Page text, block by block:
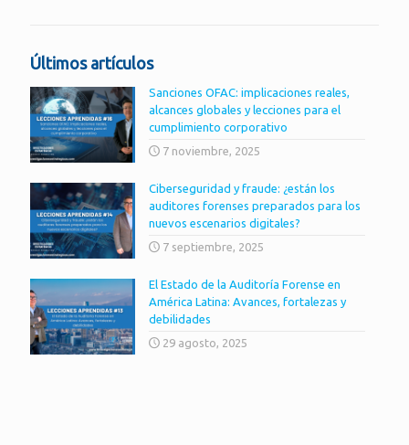
Últimos artículos
Sanciones OFAC: implicaciones reales,
alcances globales y lecciones para el
cumplimiento corporativo
7 noviembre, 2025
Ciberseguridad y fraude: ¿están los
auditores forenses preparados para los
nuevos escenarios digitales?
7 septiembre, 2025
El Estado de la Auditoría Forense en
América Latina: Avances, fortalezas y
debilidades
29 agosto, 2025